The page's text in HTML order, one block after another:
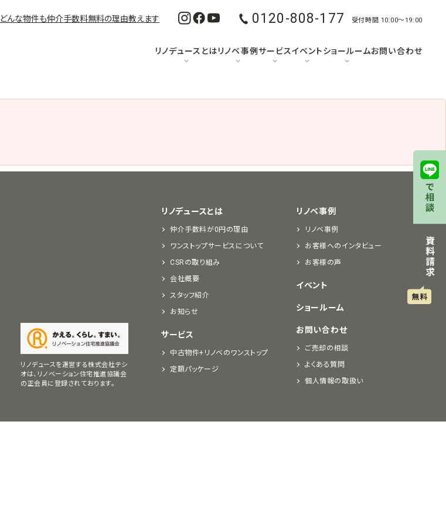
どんな物件も仲介手数料無料の理由教えます 0120-808-177 受付時間 10:00〜19:00
リノデュースとはリノベ事例サービスイベントショールームお問い合わせ
リノデュースとは
仲介手数料が0円の理由
ワンストップサービスについて
CSRの取り組み
会社概要
スタッフ紹介
お知らせ
サービス
中古物件+リノベのワンストップ
定額パッケージ
リノベ事例
リノベ事例
お客様へのインタビュー
お客様の声
イベント
ショールーム
お問い合わせ
ご売却の相談
よくある質問
個人情報の取扱い
リノデュースを運営する株式会社テシ
オは、リノベーション住宅推進協議会
の正会員に登録されております。